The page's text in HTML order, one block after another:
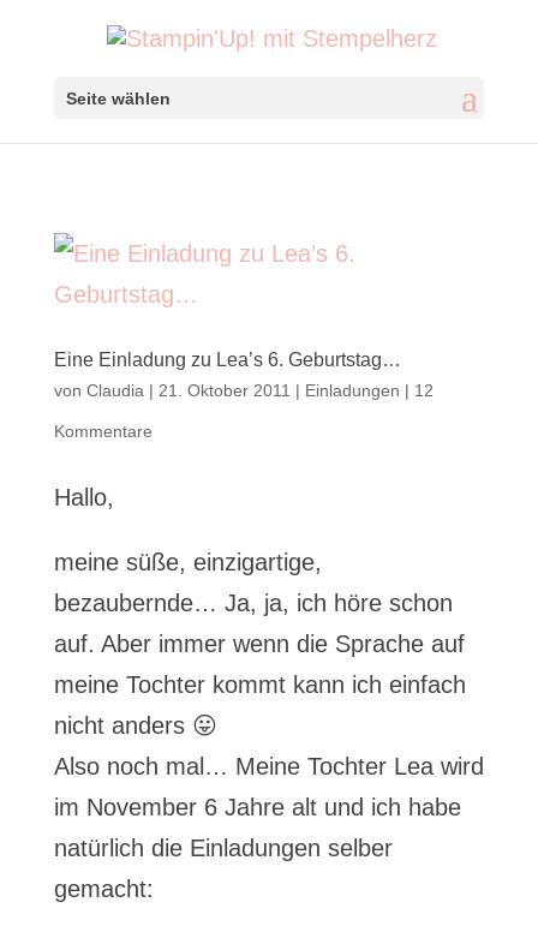
Seite wählen
Eine Einladung zu Lea’s 6. Geburtstag…
von Claudia | 21. Oktober 2011 | Einladungen | 12
Kommentare
Hallo,
meine süße, einzigartige,
bezaubernde… Ja, ja, ich höre schon
auf. Aber immer wenn die Sprache auf
meine Tochter kommt kann ich einfach
nicht anders 😛
Also noch mal… Meine Tochter Lea wird
im November 6 Jahre alt und ich habe
natürlich die Einladungen selber
gemacht: